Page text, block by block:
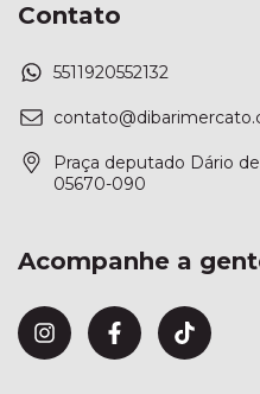
Contato
5511920552132
Praça deputado Dário
05670-090
Acompanhe a